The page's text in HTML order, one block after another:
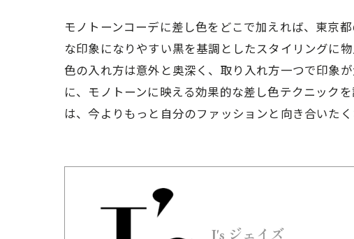
モノトーンコーデに差し色をどこで加えれば、東京
な印象になりやすい黒を基調としたスタイリングに
色の入れ方は意外と奥深く、取り入れ方一つで印象
に、モノトーンに映える効果的な差し色テクニック
は、今よりもっと自分のファッションと向き合いた
J's ジェイズ